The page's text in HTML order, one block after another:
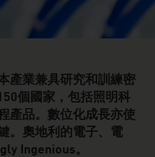
產業兼具研究和訓練密
個國家，包括照明科
產品。數位化成長亦使
。奧地利的電子、電
Ingenious。